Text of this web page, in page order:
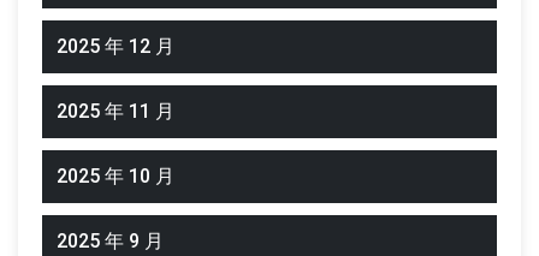
2025 年 12 月
2025 年 11 月
2025 年 10 月
2025 年 9 月